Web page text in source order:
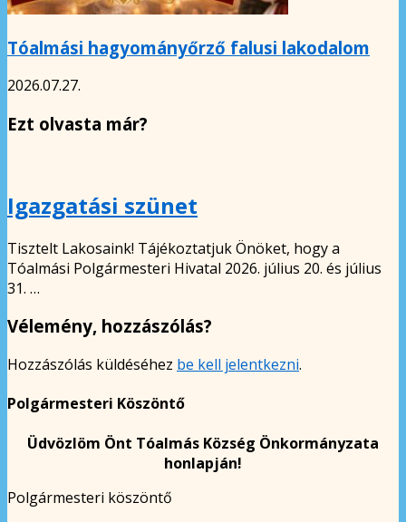
Tóalmási hagyományőrző falusi lakodalom
2026.07.27.
Ezt olvasta már?
Igazgatási szünet
Tisztelt Lakosaink! Tájékoztatjuk Önöket, hogy a
Tóalmási Polgármesteri Hivatal 2026. július 20. és július
31. …
Vélemény, hozzászólás?
Hozzászólás küldéséhez be kell jelentkezni.
Polgármesteri Köszöntő
Üdvözlöm Önt Tóalmás Község Önkormányzata
honlapján!
Polgármesteri köszöntő